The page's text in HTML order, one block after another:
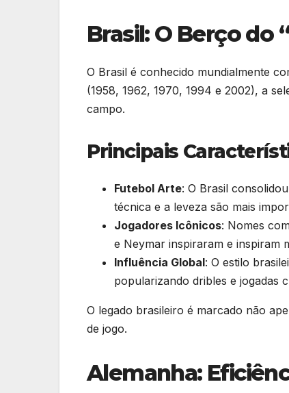
Brasil: O Berço do
O Brasil é conhecido mundialmente
(1958, 1962, 1970, 1994 e 2002), a
campo.
Principais
Futebol Arte: O Brasil
técnica e a leveza são mais
Jogadores Icônicos: Nomes
e Neymar inspiraram e inspiram
Influência Global: O estilo
popularizando dribles e jogadas
O legado brasileiro é marcado não
de jogo.
Alemanha: